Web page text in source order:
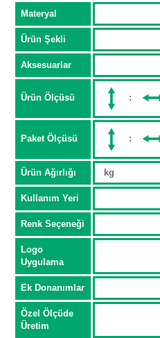
Materyal
Ürün Şekli
Aksesuarlar
Ürün Ölçüsü :
Paket Ölçüsü :
Ürün Ağırlığı kg
Kullanım Yeri
Renk Seçeneği
Logo
Uygulama
Ek Donanımlar
Özel Ölçüde
Üretim